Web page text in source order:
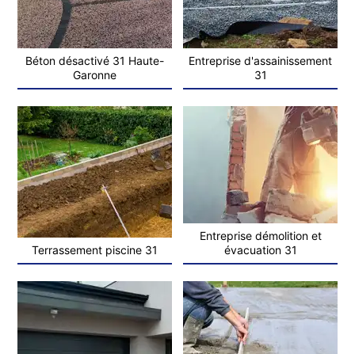
Béton désactivé 31 Haute-
Garonne
Entreprise d'assainissement
31
Terrassement piscine 31
Entreprise démolition et
évacuation 31